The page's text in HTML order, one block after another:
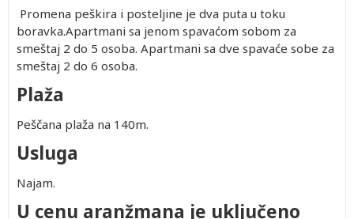
Promena peškira i posteljine je dva puta u toku
boravka.Apartmani sa jenom spavaćom sobom za
smeštaj 2 do 5 osoba. Apartmani sa dve spavaće sobe za
smeštaj 2 do 6 osoba.
Plaža
Peščana plaža na 140m.
Usluga
Najam.
U cenu aranžmana je uključeno
290.00